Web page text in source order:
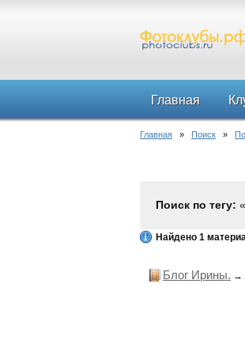
Главная
Главная » Поиск »
Поиск по тегу:
Найдено 1
Блог Ирины. →